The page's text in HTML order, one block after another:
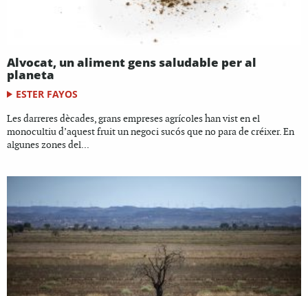
Alvocat, un aliment gens saludable per al
planeta
ESTER FAYOS
Les darreres dècades, grans empreses agrícoles han vist en el
monocultiu d’aquest fruit un negoci sucós que no para de créixer. En
algunes zones del...